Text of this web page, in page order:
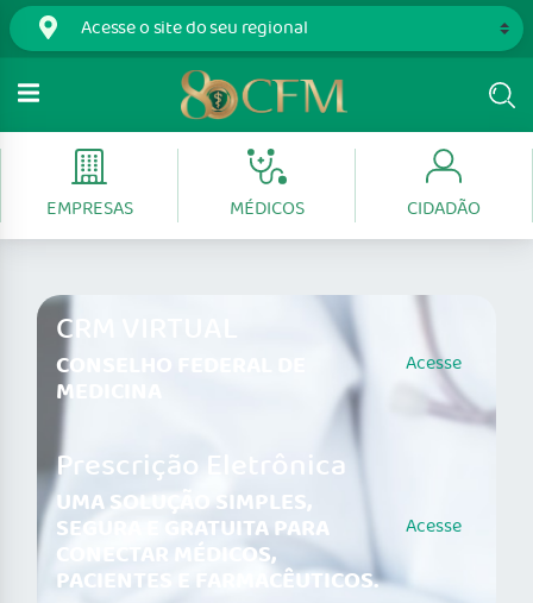
EMPRESAS MÉDICOS CIDADÃO
CRM VIRTUAL
CONSELHO FEDERAL DE
MEDICINA
Acesse
Prescrição Eletrônica
UMA SOLUÇÃO SIMPLES,
SEGURA E GRATUITA PARA
CONECTAR MÉDICOS,
PACIENTES E FARMACÊUTICOS.
Acesse